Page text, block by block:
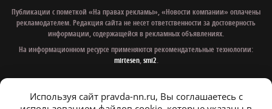
Публикации с пометкой «На правах рекламы», «Новости компании» оплачены
рекламодателем. Редакция сайта не несет ответственности за достоверность
информации, содержащейся в рекламных объявлениях.
На информационном ресурсе применяются рекомендательные технологии:
mirtesen,smi2.
© 1997 - 2026 Газета «Нижегородская правда»
Используя сайт pravda-nn.ru, Вы соглашаетесь с